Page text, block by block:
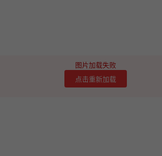
图片加载失败
点击重新加载